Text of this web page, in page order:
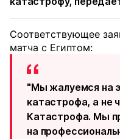
Соответствующее
матча с Египтом:
"Мы жалуемся на
катастрофа, а не
Катастрофа. Мы
на